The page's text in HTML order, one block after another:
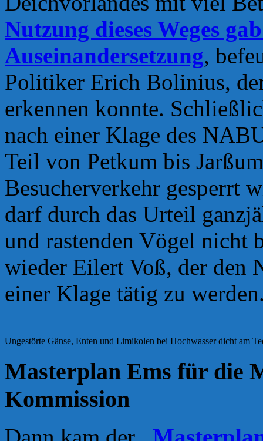
Nutzung dieses Weges
Auseinandersetzung,
Politiker Erich Bolinius,
erkennen konnte.
nach einer Klage des
Teil von Petkum bis
Besucherverkehr gesperrt
darf durch das Urteil
und rastenden Vögel nicht
wieder Eilert Voß, der den
einer Klage tätig zu
Ungestörte Gänse, Enten und Limikolen bei Hochwasser dicht am
Masterplan Ems für die
Kommission